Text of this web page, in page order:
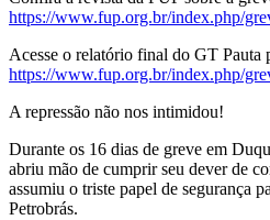
https://www.fup.org.br/index.php/
Acesse o relatório final do GT Pauta
https://www.fup.org.br/index.php/
A repressão não nos intimidou!
Durante os 16 dias de greve em
abriu mão de cumprir seu dever de
assumiu o triste papel de segurança
Petrobrás.